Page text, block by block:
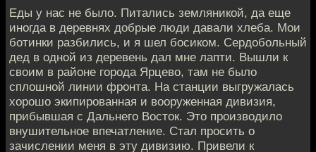
Еды у нас не было. Питались земляникой, да еще
иногда в деревнях добрые люди давали хлеба. Мои
ботинки разбились, и я шел босиком. Сердобольный
дед в одной из деревень дал мне лапти. Вышли к
своим в районе города Ярцево, там не было
сплошной линии фронта. На станции выгружалась
хорошо экипированная и вооруженная дивизия,
прибывшая с Дальнего Восток. Это производило
внушительное впечатление. Стал просить о
зачислении меня в эту дивизию. Привели к